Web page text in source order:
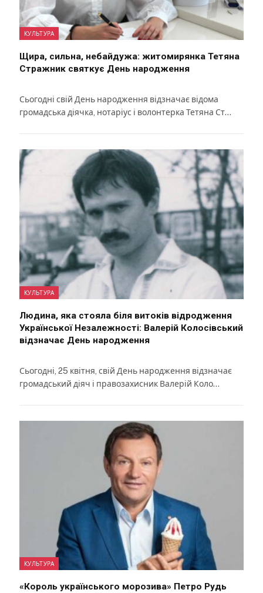
КУЛЬТУРА
Щира, сильна, небайдужа: житомирянка Тетяна
Стражник святкує День народження
Сьогодні свій День народження відзначає відома
громадська діячка, нотаріус і волонтерка Тетяна Ст…
КУЛЬТУРА
Людина, яка стояла біля витоків відродження
Української Незалежності: Валерій Колосівський
відзначає День народження
Сьогодні, 25 квітня, свій День народження відзначає
громадський діяч і правозахисник Валерій Коло…
КУЛЬТУРА
«Король українського морозива» Петро Рудь